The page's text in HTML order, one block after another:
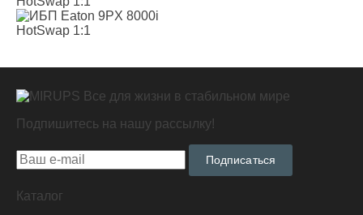
Все для жизни в стабильном мире
Подпишитесь на нашу рассылку!
Подписаться
Каталог